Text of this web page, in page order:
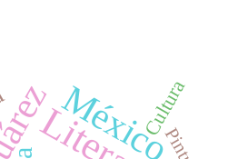
México
Cultura